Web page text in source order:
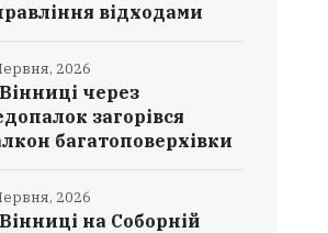
відходами
через
загорівся
багатоповерхівки
2026
на Соборній
2026